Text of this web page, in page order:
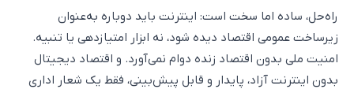
راه‌حل، ساده اما سخت است: اینترنت باید دوباره به‌عنوان
زیرساخت عمومی اقتصاد دیده شود، نه ابزار امتیازدهی یا تنبیه.
امنیت ملی بدون اقتصاد زنده دوام نمی‌آورد. و اقتصاد دیجیتال
بدون اینترنت آزاد، پایدار و قابل پیش‌بینی، فقط یک شعار اداری